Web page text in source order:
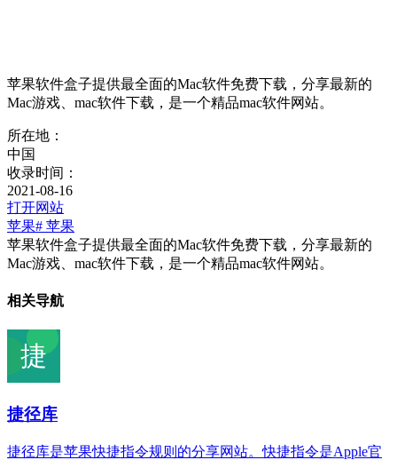
苹果软件盒子提供最全面的Mac软件免费下载，分享最新的
Mac游戏、mac软件下载，是一个精品mac软件网站。
所在地：
中国
收录时间：
2021-08-16
打开网站
苹果# 苹果
苹果软件盒子提供最全面的Mac软件免费下载，分享最新的
Mac游戏、mac软件下载，是一个精品mac软件网站。
相关导航
捷径库
捷径库是苹果快捷指令规则的分享网站。快捷指令是Apple官